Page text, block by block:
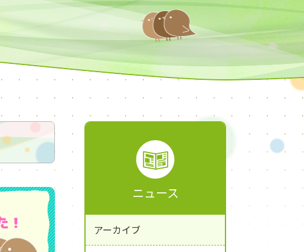
ニュース
アーカイブ